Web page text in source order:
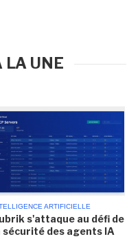
LA UNE
ARTIFICIELLE
s'attaque au défi de
sécurité des agents IA